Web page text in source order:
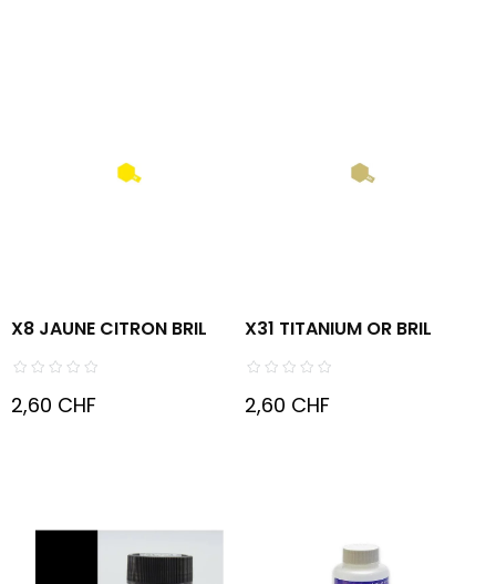
X8 JAUNE CITRON BRIL
2,60 CHF
X31 TITANIUM OR BRIL
2,60 CHF